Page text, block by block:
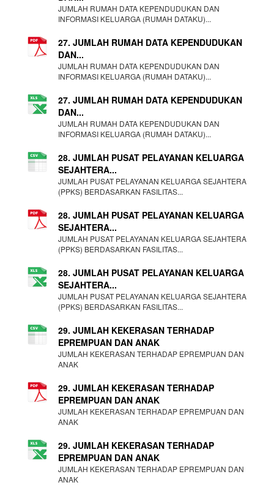
JUMLAH RUMAH DATA KEPENDUDUKAN DAN
INFORMASI KELUARGA (RUMAH DATAKU)...
27. JUMLAH RUMAH DATA KEPENDUDUKAN
DAN...
JUMLAH RUMAH DATA KEPENDUDUKAN DAN
INFORMASI KELUARGA (RUMAH DATAKU)...
27. JUMLAH RUMAH DATA KEPENDUDUKAN
DAN...
JUMLAH RUMAH DATA KEPENDUDUKAN DAN
INFORMASI KELUARGA (RUMAH DATAKU)...
28. JUMLAH PUSAT PELAYANAN KELUARGA
SEJAHTERA...
JUMLAH PUSAT PELAYANAN KELUARGA SEJAHTERA
(PPKS) BERDASARKAN FASILITAS...
28. JUMLAH PUSAT PELAYANAN KELUARGA
SEJAHTERA...
JUMLAH PUSAT PELAYANAN KELUARGA SEJAHTERA
(PPKS) BERDASARKAN FASILITAS...
28. JUMLAH PUSAT PELAYANAN KELUARGA
SEJAHTERA...
JUMLAH PUSAT PELAYANAN KELUARGA SEJAHTERA
(PPKS) BERDASARKAN FASILITAS...
29. JUMLAH KEKERASAN TERHADAP
EPREMPUAN DAN ANAK
JUMLAH KEKERASAN TERHADAP EPREMPUAN DAN
ANAK
29. JUMLAH KEKERASAN TERHADAP
EPREMPUAN DAN ANAK
JUMLAH KEKERASAN TERHADAP EPREMPUAN DAN
ANAK
29. JUMLAH KEKERASAN TERHADAP
EPREMPUAN DAN ANAK
JUMLAH KEKERASAN TERHADAP EPREMPUAN DAN
ANAK